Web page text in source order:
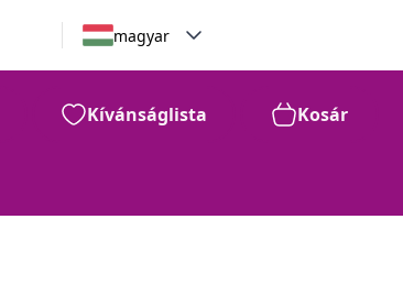
magyar
Kívánságlista Kosár